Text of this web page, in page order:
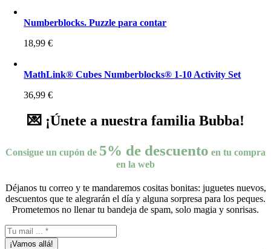
Numberblocks. Puzzle para contar
18,99€
MathLink® Cubes Numberblocks® 1-10 Activity Set
36,99€
💌 ¡Únete a nuestra familia Bubba!
Consigue un cupón de 5% de descuento en tu compra
en la web
Déjanos tu correo y te mandaremos cositas bonitas: juguetes nuevos,
descuentos que te alegrarán el día y alguna sorpresa para los peques.
Prometemos no llenar tu bandeja de spam, solo magia y sonrisas.
¡Vamos allá!